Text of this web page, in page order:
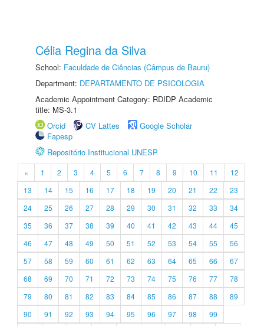
Célia Regina da Silva
School: Faculdade de Ciências (Câmpus de Bauru)
Department: DEPARTAMENTO DE PSICOLOGIA
Academic Appointment Category: RDIDP Academic
title: MS-3.1
Orcid
CV Lattes
Google Scholar
Fapesp
Repositório Institucional UNESP
« 1 2 3 4 5 6 7 8 9 10 11
12
13
14 15 16 17 18 19 20 21 22
23
24
25 26 27 28 29 30 31 32 33
34
35
36 37 38 39 40 41 42 43 44
45
46
47 48 49 50 51 52 53 54 55
56
57
58 59 60 61 62 63 64 65 66
67
68
69 70 71 72 73 74 75 76 77
78
79
80 81 82 83 84 85 86 87 88
89
90
91 92 93 94 95 96 97 98
99